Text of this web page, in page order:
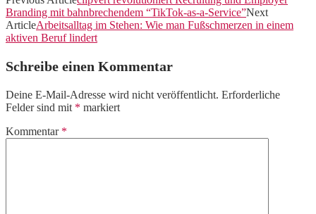
Branding mit bahnbrechendem “TikTok-as-a-Service”Next
ArticleArbeitsalltag im Stehen: Wie man Fußschmerzen in einem
aktiven Beruf lindert
Schreibe einen Kommentar
Deine E-Mail-Adresse wird nicht veröffentlicht. Erforderliche
Felder sind mit * markiert
Kommentar *